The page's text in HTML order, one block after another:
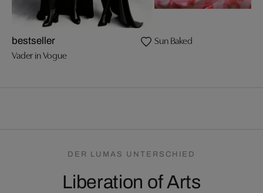
bestseller
Vader in Vogue
Sun Baked
DER LUMAS UNTERSCHIED
Liberation of Arts